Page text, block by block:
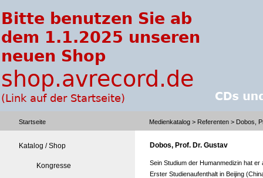
Startseite Medienkatalog > Referenten > Dobos,
Katalog / Shop
Kongresse
Dobos, Prof. Dr. Gustav
Sein Studium der Humanmedizin hat
Erster Studienaufenthalt in Beijing